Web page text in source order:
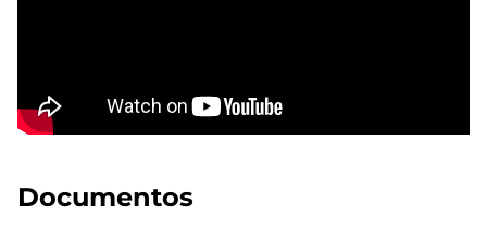
Documentos